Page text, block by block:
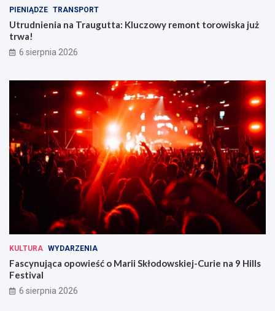
PIENIĄDZE TRANSPORT
Utrudnienia na Traugutta: Kluczowy remont torowiska już
trwa!
6 sierpnia 2026
KULTURA WYDARZENIA
Fascynująca opowieść o Marii Skłodowskiej-Curie na 9 Hills
Festival
6 sierpnia 2026